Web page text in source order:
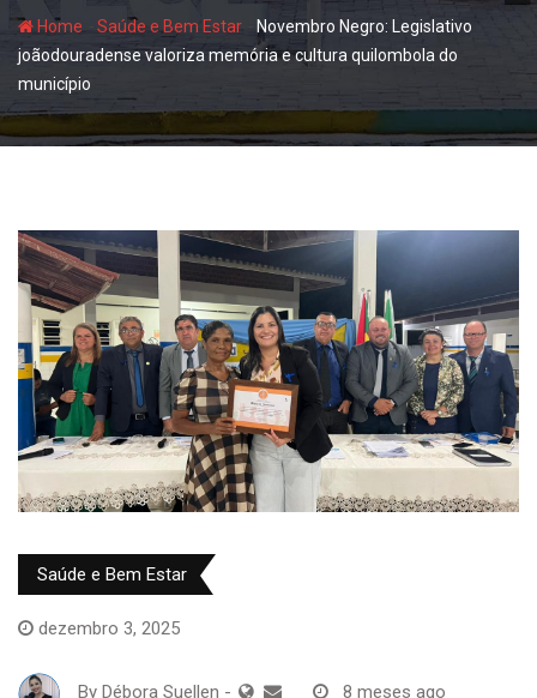
Home - Saúde e Bem Estar
Novembro Negro: Legislativo
joãodouradense valoriza memória e cultura quilombola do
município
Saúde e Bem Estar
dezembro 3, 2025
By Débora Suellen - 8 meses ago